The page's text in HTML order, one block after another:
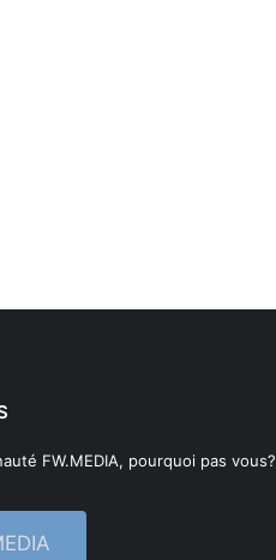
FW.MEDIA, pourquoi pas vous?